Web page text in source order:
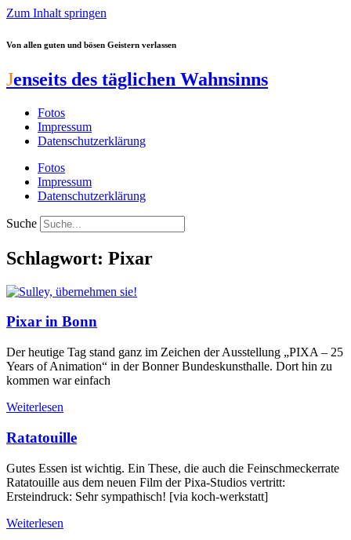
Zum Inhalt springen
Von allen guten und bösen Geistern verlassen
Jenseits des täglichen Wahnsinns
Fotos
Impressum
Datenschutzerklärung
Fotos
Impressum
Datenschutzerklärung
Suche
Schlagwort: Pixar
Pixar in Bonn
Der heutige Tag stand ganz im Zeichen der Ausstellung „PIXA – 25
Years of Animation“ in der Bonner Bundeskunsthalle. Dort hin zu
kommen war einfach
Weiterlesen
Ratatouille
Gutes Essen ist wichtig. Ein These, die auch die Feinschmeckerrate
Ratatouille aus dem neuen Film der Pixa-Studios vertritt:
Ersteindruck: Sehr sympathisch! [via koch-werkstatt]
Weiterlesen